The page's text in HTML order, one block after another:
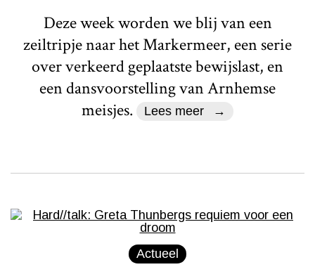
Deze week worden we blij van een
zeiltripje naar het Markermeer, een serie
over verkeerd geplaatste bewijslast, en
een dansvoorstelling van Arnhemse
meisjes.
Lees meer
Actueel